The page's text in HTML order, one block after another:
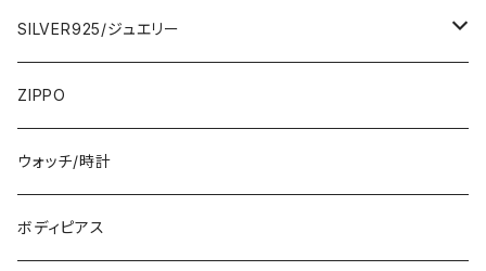
5000円
7000円
ひざ・ミディ
カーディガン
イタリア製ジャケット
スカート・パンツ
小さめスカーフ
コットンストール・スカーフ
冬物・マフラー
SILVER925/ジュエリー
指輪・リング
ネックレス・ペンダントトップ
ピアス・イヤリング
ZIPPO
ウォッチ/時計
ボディピアス